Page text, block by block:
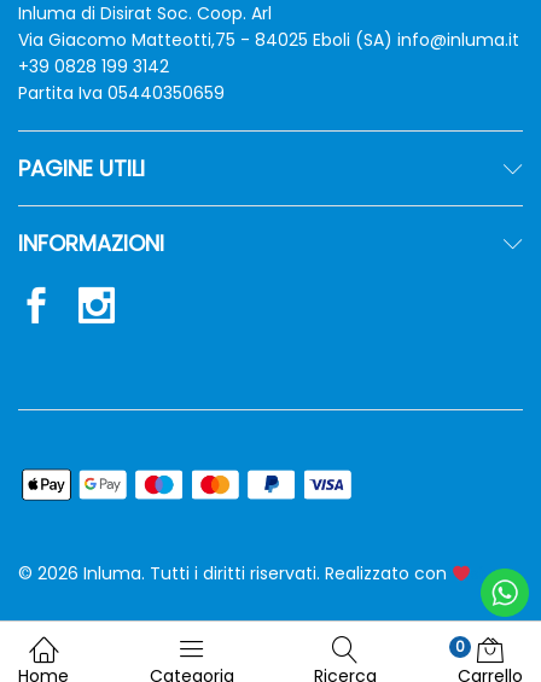
Inluma di Disirat Soc. Coop. Arl
Via Giacomo Matteotti,75 - 84025 Eboli (SA) info@inluma.it
+39 0828 199 3142
Partita Iva 05440350659
PAGINE UTILI
INFORMAZIONI
© 2026 Inluma. Tutti i diritti riservati. Realizzato con siw
Home Categoria Ricerca
0
Carrello